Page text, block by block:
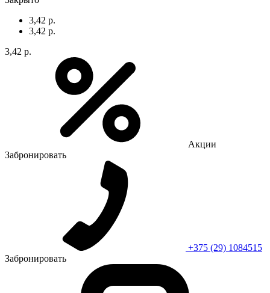
3,42 р.
3,42 р.
3,42 р.
Акции
Забронировать
+375 (29) 1084515
Забронировать